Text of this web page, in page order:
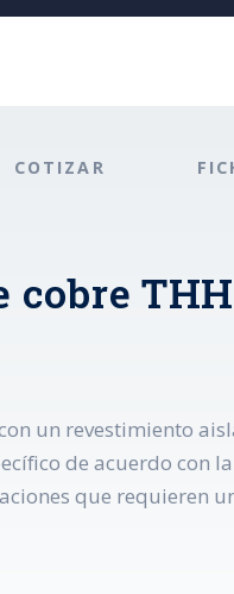
COTIZAR
cobre
un revestimiento
de acuerdo con
que requieren